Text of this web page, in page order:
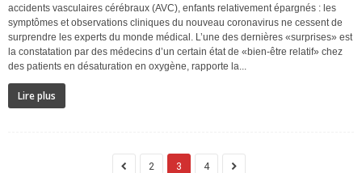
accidents vasculaires cérébraux (AVC), enfants relativement épargnés : les
symptômes et observations cliniques du nouveau coronavirus ne cessent de
surprendre les experts du monde médical. L’une des dernières «surprises» est
la constatation par des médecins d’un certain état de «bien-être relatif» chez
des patients en désaturation en oxygène, rapporte la...
Lire plus
2 3 4